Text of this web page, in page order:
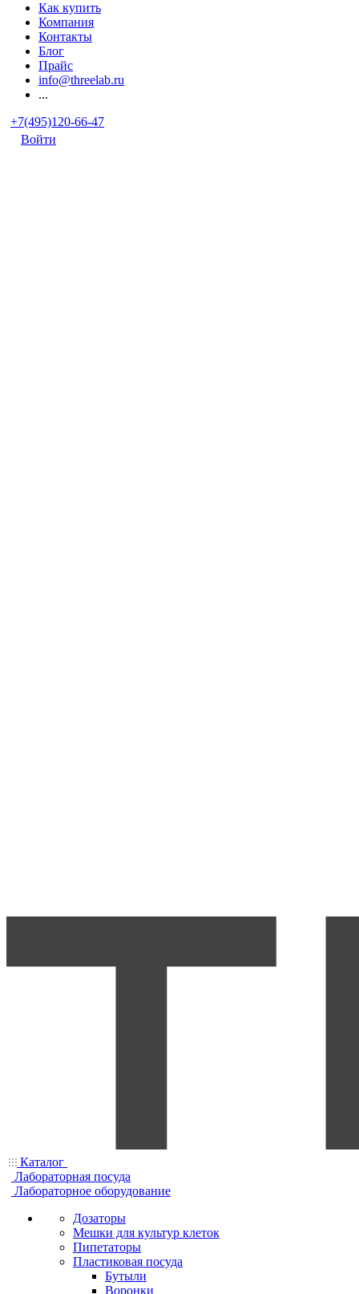
Как купить
Компания
Контакты
Блог
Прайс
info@threelab.ru
...
+7(495)120-66-47
Войти
Каталог
Лабораторная посуда
Лабораторное оборудование
Дозаторы
Мешки для культур клеток
Пипетаторы
Пластиковая посуда
Бутыли
Воронки